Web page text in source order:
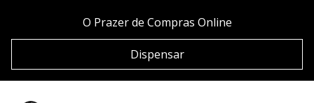
Conteúdo
O Prazer de Compras Online
Dispensar